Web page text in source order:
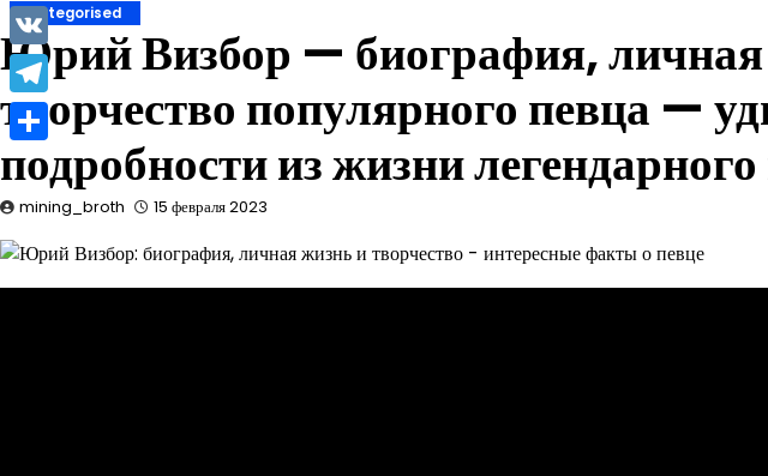
Uncategorised
Юрий Визбор — биография,
творчество популярного певца —
подробности из жизни
mining_broth 15 февраля 2023
Viber
VK
Telegram
Отправить